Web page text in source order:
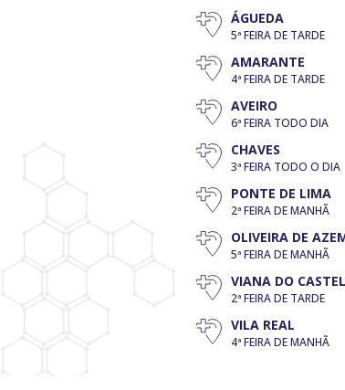
ÁGUEDA
5ª FEIRA DE TARDE
AMARANTE
4ª FEIRA DE TARDE
AVEIRO
6ª FEIRA TODO DIA
CHAVES
3ª FEIRA TODO O DIA
PONTE DE LIMA
2ª FEIRA DE MANHÃ
OLIVEIRA DE
5ª FEIRA DE MANHÃ
VIANA DO
2ª FEIRA DE TARDE
VILA REAL
4ª FEIRA DE MANHÃ